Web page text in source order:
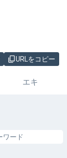
URLをコピー
エキ